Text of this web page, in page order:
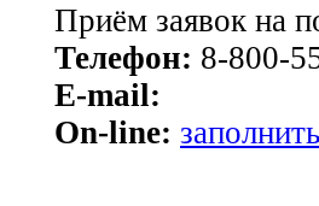
Приём заявок на
Телефон: 8-800-
E-mail:
On-line: